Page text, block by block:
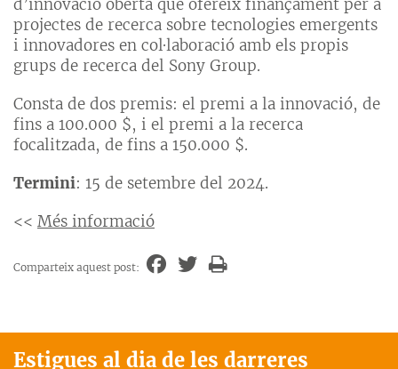
d’innovació oberta que ofereix finançament per a
projectes de recerca sobre tecnologies emergents
i innovadores en col·laboració amb els propis
grups de recerca del Sony Group.
Consta de dos premis: el premi a la innovació, de
fins a 100.000 $, i el premi a la recerca
focalitzada, de fins a 150.000 $.
Termini: 15 de setembre del 2024.
<< Més informació
Comparteix aquest post:
Estigues al dia de les darreres